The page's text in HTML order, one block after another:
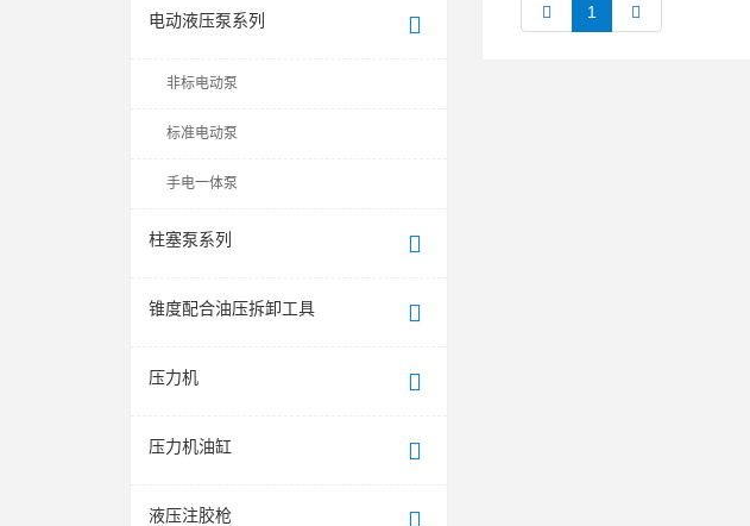
电动液压泵系列
非标电动泵
标准电动泵
手电一体泵
柱塞泵系列
锥度配合油压拆卸工具
压力机
压力机油缸
液压注胶枪
1